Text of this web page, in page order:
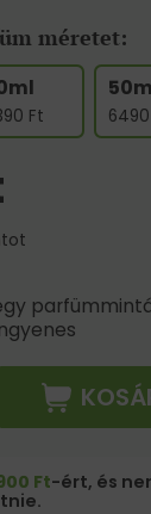
méretet:
Ft 6490
Ft-ért, és